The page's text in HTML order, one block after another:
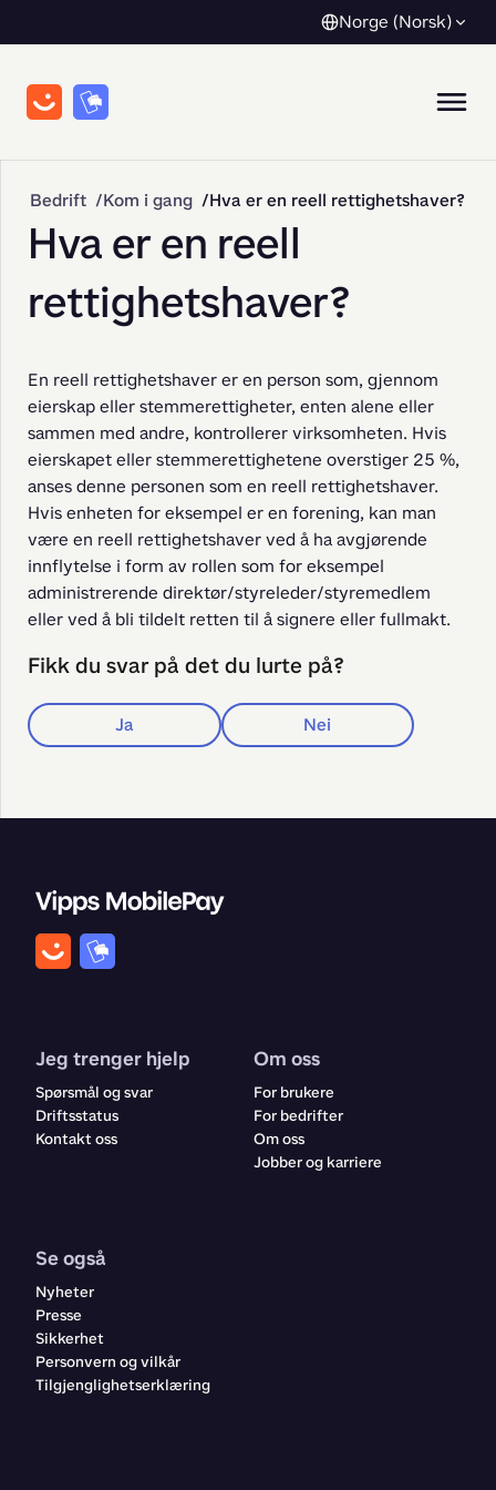
Norge (Norsk)
Bedrift Kom i gang Hva er en reell rettighetshaver?
Hva er en reell
rettighetshaver?
En reell rettighetshaver er en person som, gjennom
eierskap eller stemmerettigheter, enten alene eller
sammen med andre, kontrollerer virksomheten. Hvis
eierskapet eller stemmerettighetene overstiger 25 %,
anses denne personen som en reell rettighetshaver.
Hvis enheten for eksempel er en forening, kan man
være en reell rettighetshaver ved å ha avgjørende
innflytelse i form av rollen som for eksempel
administrerende direktør/styreleder/styremedlem
eller ved å bli tildelt retten til å signere eller fullmakt.
Fikk du svar på det du lurte på?
Ja Nei
Jeg trenger hjelp
Spørsmål og svar
Driftsstatus
Kontakt oss
Om oss
For brukere
For bedrifter
Om oss
Jobber og karriere
Se også
Nyheter
Presse
Sikkerhet
Personvern og vilkår
Tilgjenglighetserklæring